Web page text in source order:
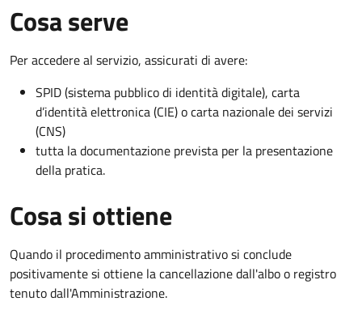
Cosa serve
Per accedere al servizio, assicurati di avere:
SPID (sistema pubblico di identità digitale), carta
d’identità elettronica (CIE) o carta nazionale dei servizi
(CNS)
tutta la documentazione prevista per la presentazione
della pratica.
Cosa si ottiene
Quando il procedimento amministrativo si conclude
positivamente si ottiene la cancellazione dall'albo o registro
tenuto dall'Amministrazione.